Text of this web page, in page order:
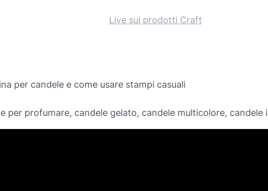
Live sui prodotti Craft
per candele e come usare stampi casuali
per profumare, candele gelato, candele multicolore, candele